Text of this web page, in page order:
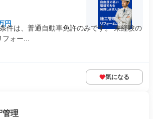
円
件は、普通自動車免許のみです。 未経験の
ォー...
気になる
管理